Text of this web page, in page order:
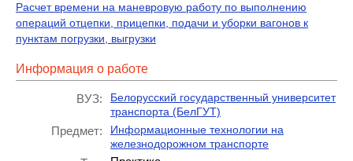
Расчет времени на маневровую работу по выполнению
операций отцепки, прицепки, подачи и уборки вагонов к
пунктам погрузки, выгрузки
Информация о работе
ВУЗ:
Белорусский государственный университет
транспорта (БелГУТ)
Предмет:
Информационные технологии на
железнодорожном транспорте